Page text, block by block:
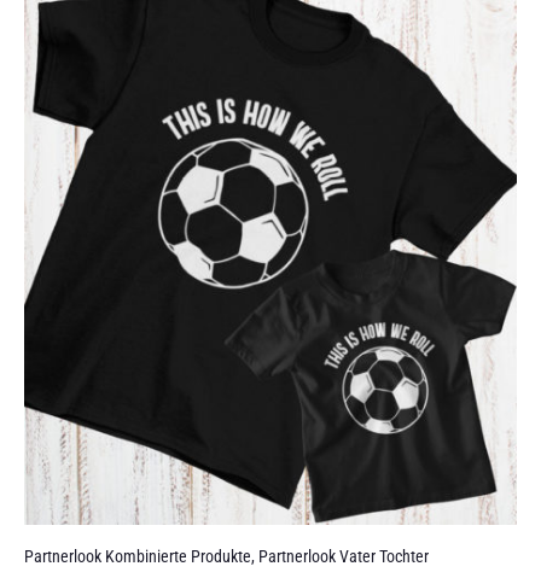
Partnerlook Kombinierte Produkte, Partnerlook Vater Tochter